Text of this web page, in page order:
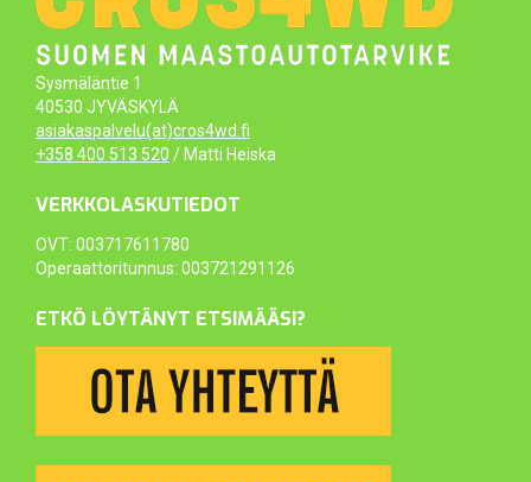
Sysmäläntie 1
40530 JYVÄSKYLÄ
asiakaspalvelu(at)cros4wd.fi
+358 400 513 520 / Matti Heiska
VERKKOLASKUTIEDOT
OVT: 003717611780
Operaattoritunnus: 003721291126
ETKÖ LÖYTÄNYT ETSIMÄÄSI?